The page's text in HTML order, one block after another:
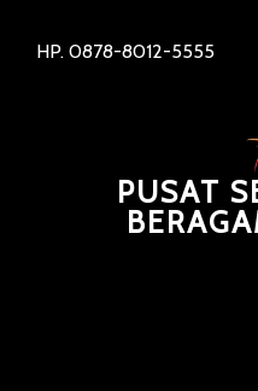
HP. 0878-8012-5555
PUSAT